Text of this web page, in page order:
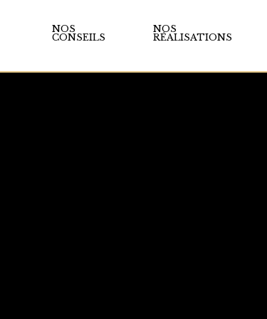
NOS
CONSEILS
NOS
RÉALISATIONS